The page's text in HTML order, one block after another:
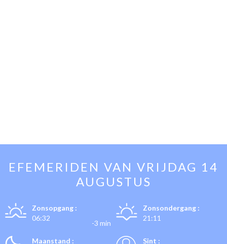
EFEMERIDEN VAN VRIJDAG 14
AUGUSTUS
Zonsopgang :
06:32
-3 min
Zonsondergang :
21:11
Maanstand :
Sint :